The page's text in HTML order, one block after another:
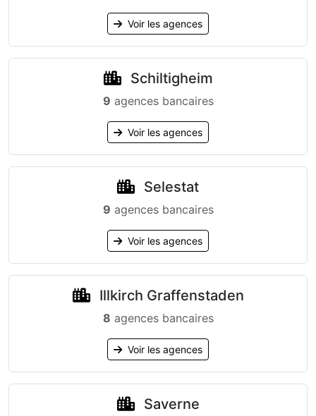
Voir les agences
Schiltigheim
9 agences bancaires
Voir les agences
Selestat
9 agences bancaires
Voir les agences
Illkirch Graffenstaden
8 agences bancaires
Voir les agences
Saverne